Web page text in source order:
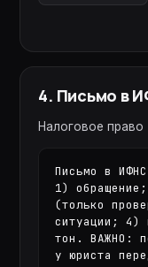
4. Письмо в
Налоговое право
Письмо в
1)
(только
ситуации; 4)
тон. ВАЖНО:
у юриста